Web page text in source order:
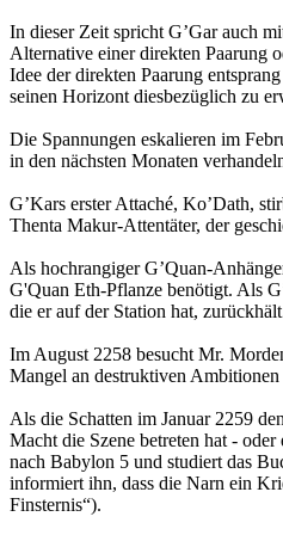
In dieser Zeit spricht G’Gar auch
Alternative einer direkten Paarung
Idee der direkten Paarung
seinen Horizont diesbezüglich zu
Die Spannungen eskalieren im
in den nächsten Monaten
G’Kars erster Attaché, Ko’Dath,
Thenta Makur-Attentäter, der
Als hochrangiger G’Quan-
G'Quan Eth-Pflanze benötigt. Als
die er auf der Station hat,
Im August 2258 besucht Mr.
Mangel an destruktiven Ambitionen
Als die Schatten im Januar 2259
Macht die Szene betreten hat -
nach Babylon 5 und studiert das
informiert ihn, dass die Narn ein
Finsternis“).